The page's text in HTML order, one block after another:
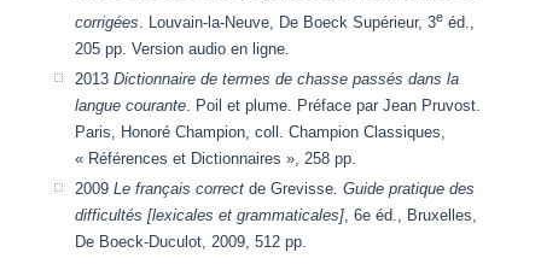
corrigées. Louvain-la-Neuve, De Boeck Supérieur, 3e éd.,
205 pp. Version audio en ligne.
2013Dictionnaire de termes de chasse passés dans la
langue courante. Poil et plume. Préface par Jean Pruvost.
Paris, Honoré Champion, coll. Champion Classiques,
« Références et Dictionnaires », 258 pp.
2009 Le français correctde Grevisse. Guide pratique des
difficultés [lexicales et grammaticales], 6e éd., Bruxelles,
De Boeck-Duculot, 2009, 512 pp.